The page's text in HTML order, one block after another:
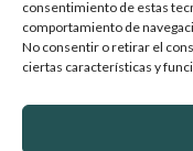
consentimiento de estas
comportamiento de
No consentir o retirar el
ciertas características y